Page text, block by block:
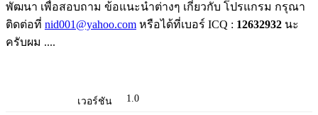
พัฒนา เพื่อสอบถาม ข้อแนะนำต่างๆ เกี่ยวกับ โปรแกรม กรุณา
ติดต่อที่ nid001@yahoo.com หรือได้ที่เบอร์ ICQ : 12632932 นะ
ครับผม ....
เวอร์ชัน 1.0